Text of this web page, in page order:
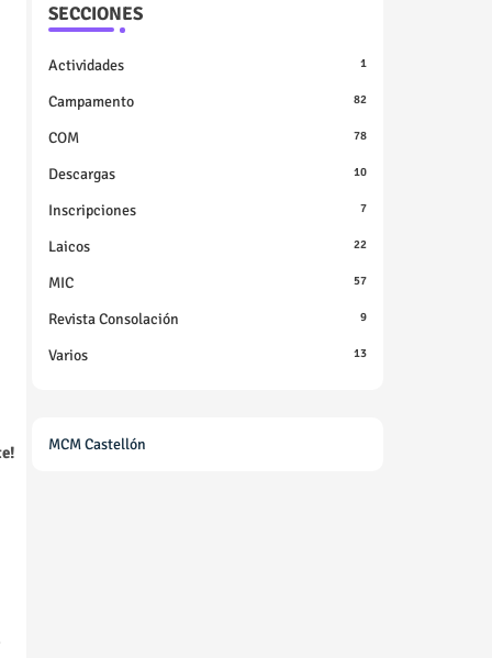
SECCIONES
Actividades 1
Campamento 82
COM 78
Descargas 10
Inscripciones 7
Laicos 22
MIC 57
Revista Consolación 9
Varios 13
MCM Castellón